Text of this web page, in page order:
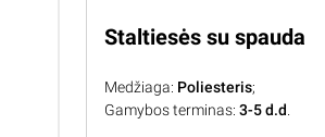
Staltiesės su spauda
Medžiaga: Poliesteris;
Gamybos terminas: 3-5 d.d